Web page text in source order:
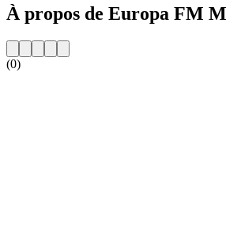
À propos de Europa FM
(0)